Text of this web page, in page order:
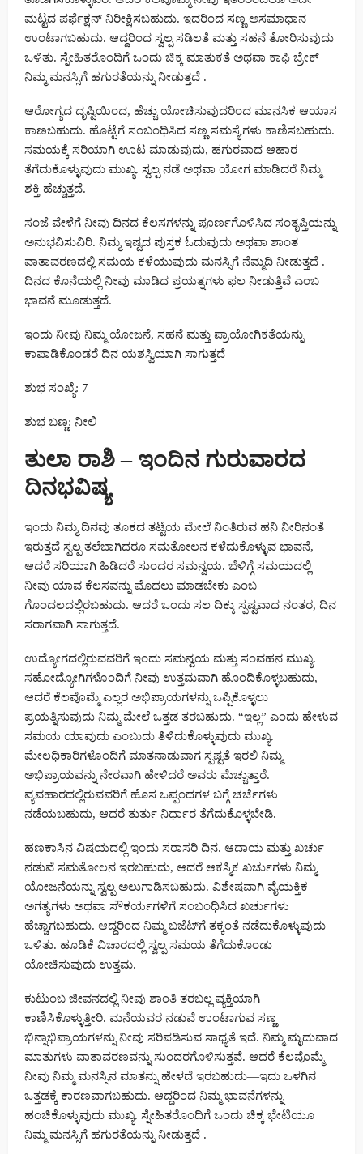
ಮಟ್ಟದ ಪರ್ಫೆಕ್ಷನ್ ನಿರೀಕ್ಷಿಸಬಹುದು. ಇದರಿಂದ ಸಣ್ಣ ಅಸಮಾಧಾನ
ಉಂಟಾಗಬಹುದು. ಆದ್ದರಿಂದ ಸ್ವಲ್ಪ ಸಡಿಲತೆ ಮತ್ತು ಸಹನೆ ತೋರಿಸುವುದು
ಒಳಿತು. ಸ್ನೇಹಿತರೊಂದಿಗೆ ಒಂದು ಚಿಕ್ಕ ಮಾತುಕತೆ ಅಥವಾ ಕಾಫಿ ಬ್ರೇಕ್
ನಿಮ್ಮ ಮನಸ್ಸಿಗೆ ಹಗುರತೆಯನ್ನು ನೀಡುತ್ತದೆ .
ಆರೋಗ್ಯದ ದೃಷ್ಟಿಯಿಂದ, ಹೆಚ್ಚು ಯೋಚಿಸುವುದರಿಂದ ಮಾನಸಿಕ ಆಯಾಸ
ಕಾಣಬಹುದು. ಹೊಟ್ಟೆಗೆ ಸಂಬಂಧಿಸಿದ ಸಣ್ಣ ಸಮಸ್ಯೆಗಳು ಕಾಣಿಸಬಹುದು.
ಸಮಯಕ್ಕೆ ಸರಿಯಾಗಿ ಊಟ ಮಾಡುವುದು, ಹಗುರವಾದ ಆಹಾರ
ತೆಗೆದುಕೊಳ್ಳುವುದು ಮುಖ್ಯ. ಸ್ವಲ್ಪ ನಡೆ ಅಥವಾ ಯೋಗ ಮಾಡಿದರೆ ನಿಮ್ಮ
ಶಕ್ತಿ ಹೆಚ್ಚುತ್ತದೆ.
ಸಂಜೆ ವೇಳೆಗೆ ನೀವು ದಿನದ ಕೆಲಸಗಳನ್ನು ಪೂರ್ಣಗೊಳಿಸಿದ ಸಂತೃಪ್ತಿಯನ್ನು
ಅನುಭವಿಸುವಿರಿ. ನಿಮ್ಮ ಇಷ್ಟದ ಪುಸ್ತಕ ಓದುವುದು ಅಥವಾ ಶಾಂತ
ವಾತಾವರಣದಲ್ಲಿ ಸಮಯ ಕಳೆಯುವುದು ಮನಸ್ಸಿಗೆ ನೆಮ್ಮದಿ ನೀಡುತ್ತದೆ .
ದಿನದ ಕೊನೆಯಲ್ಲಿ ನೀವು ಮಾಡಿದ ಪ್ರಯತ್ನಗಳು ಫಲ ನೀಡುತ್ತಿವೆ ಎಂಬ
ಭಾವನೆ ಮೂಡುತ್ತದೆ.
ಇಂದು ನೀವು ನಿಮ್ಮ ಯೋಜನೆ, ಸಹನೆ ಮತ್ತು ಪ್ರಾಯೋಗಿಕತೆಯನ್ನು
ಕಾಪಾಡಿಕೊಂಡರೆ ದಿನ ಯಶಸ್ವಿಯಾಗಿ ಸಾಗುತ್ತದೆ
ಶುಭ ಸಂಖ್ಯೆ: 7
ಶುಭ ಬಣ್ಣ: ನೀಲಿ
ತುಲಾ ರಾಶಿ – ಇಂದಿನ ಗುರುವಾರದ
ದಿನಭವಿಷ್ಯ
ಇಂದು ನಿಮ್ಮ ದಿನವು ತೂಕದ ತಟ್ಟೆಯ ಮೇಲೆ ನಿಂತಿರುವ ಹನಿ ನೀರಿನಂತೆ
ಇರುತ್ತದೆ ಸ್ವಲ್ಪ ತಲೆಬಾಗಿದರೂ ಸಮತೋಲನ ಕಳೆದುಕೊಳ್ಳುವ ಭಾವನೆ,
ಆದರೆ ಸರಿಯಾಗಿ ಹಿಡಿದರೆ ಸುಂದರ ಸಮನ್ವಯ. ಬೆಳಿಗ್ಗೆ ಸಮಯದಲ್ಲಿ
ನೀವು ಯಾವ ಕೆಲಸವನ್ನು ಮೊದಲು ಮಾಡಬೇಕು ಎಂಬ
ಗೊಂದಲದಲ್ಲಿರಬಹುದು. ಆದರೆ ಒಂದು ಸಲ ದಿಕ್ಕು ಸ್ಪಷ್ಟವಾದ ನಂತರ, ದಿನ
ಸರಾಗವಾಗಿ ಸಾಗುತ್ತದೆ.
ಉದ್ಯೋಗದಲ್ಲಿರುವವರಿಗೆ ಇಂದು ಸಮನ್ವಯ ಮತ್ತು ಸಂವಹನ ಮುಖ್ಯ.
ಸಹೋದ್ಯೋಗಿಗಳೊಂದಿಗೆ ನೀವು ಉತ್ತಮವಾಗಿ ಹೊಂದಿಕೊಳ್ಳಬಹುದು,
ಆದರೆ ಕೆಲವೊಮ್ಮೆ ಎಲ್ಲರ ಅಭಿಪ್ರಾಯಗಳನ್ನು ಒಪ್ಪಿಕೊಳ್ಳಲು
ಪ್ರಯತ್ನಿಸುವುದು ನಿಮ್ಮ ಮೇಲೆ ಒತ್ತಡ ತರಬಹುದು. “ಇಲ್ಲ” ಎಂದು ಹೇಳುವ
ಸಮಯ ಯಾವುದು ಎಂಬುದು ತಿಳಿದುಕೊಳ್ಳುವುದು ಮುಖ್ಯ.
ಮೇಲಧಿಕಾರಿಗಳೊಂದಿಗೆ ಮಾತನಾಡುವಾಗ ಸ್ಪಷ್ಟತೆ ಇರಲಿ ನಿಮ್ಮ
ಅಭಿಪ್ರಾಯವನ್ನು ನೇರವಾಗಿ ಹೇಳಿದರೆ ಅವರು ಮೆಚ್ಚುತ್ತಾರೆ.
ವ್ಯವಹಾರದಲ್ಲಿರುವವರಿಗೆ ಹೊಸ ಒಪ್ಪಂದಗಳ ಬಗ್ಗೆ ಚರ್ಚೆಗಳು
ನಡೆಯಬಹುದು, ಆದರೆ ತುರ್ತು ನಿರ್ಧಾರ ತೆಗೆದುಕೊಳ್ಳಬೇಡಿ.
ಹಣಕಾಸಿನ ವಿಷಯದಲ್ಲಿ ಇಂದು ಸರಾಸರಿ ದಿನ. ಆದಾಯ ಮತ್ತು ಖರ್ಚು
ನಡುವೆ ಸಮತೋಲನ ಇರಬಹುದು, ಆದರೆ ಆಕಸ್ಮಿಕ ಖರ್ಚುಗಳು ನಿಮ್ಮ
ಯೋಜನೆಯನ್ನು ಸ್ವಲ್ಪ ಅಲುಗಾಡಿಸಬಹುದು. ವಿಶೇಷವಾಗಿ ವೈಯಕ್ತಿಕ
ಅಗತ್ಯಗಳು ಅಥವಾ ಸೌಕರ್ಯಗಳಿಗೆ ಸಂಬಂಧಿಸಿದ ಖರ್ಚುಗಳು
ಹೆಚ್ಚಾಗಬಹುದು. ಆದ್ದರಿಂದ ನಿಮ್ಮ ಬಜೆಟ್‌ಗೆ ತಕ್ಕಂತೆ ನಡೆದುಕೊಳ್ಳುವುದು
ಒಳಿತು. ಹೂಡಿಕೆ ವಿಚಾರದಲ್ಲಿ ಸ್ವಲ್ಪ ಸಮಯ ತೆಗೆದುಕೊಂಡು
ಯೋಚಿಸುವುದು ಉತ್ತಮ.
ಕುಟುಂಬ ಜೀವನದಲ್ಲಿ ನೀವು ಶಾಂತಿ ತರಬಲ್ಲ ವ್ಯಕ್ತಿಯಾಗಿ
ಕಾಣಿಸಿಕೊಳ್ಳುತ್ತೀರಿ. ಮನೆಯವರ ನಡುವೆ ಉಂಟಾಗುವ ಸಣ್ಣ
ಭಿನ್ನಾಭಿಪ್ರಾಯಗಳನ್ನು ನೀವು ಸರಿಪಡಿಸುವ ಸಾಧ್ಯತೆ ಇದೆ. ನಿಮ್ಮ ಮೃದುವಾದ
ಮಾತುಗಳು ವಾತಾವರಣವನ್ನು ಸುಂದರಗೊಳಿಸುತ್ತವೆ. ಆದರೆ ಕೆಲವೊಮ್ಮೆ
ನೀವು ನಿಮ್ಮ ಮನಸ್ಸಿನ ಮಾತನ್ನು ಹೇಳದೆ ಇರಬಹುದು—ಇದು ಒಳಗಿನ
ಒತ್ತಡಕ್ಕೆ ಕಾರಣವಾಗಬಹುದು. ಆದ್ದರಿಂದ ನಿಮ್ಮ ಭಾವನೆಗಳನ್ನು
ಹಂಚಿಕೊಳ್ಳುವುದು ಮುಖ್ಯ. ಸ್ನೇಹಿತರೊಂದಿಗೆ ಒಂದು ಚಿಕ್ಕ ಭೇಟಿಯೂ
ನಿಮ್ಮ ಮನಸ್ಸಿಗೆ ಹಗುರತೆಯನ್ನು ನೀಡುತ್ತದೆ .